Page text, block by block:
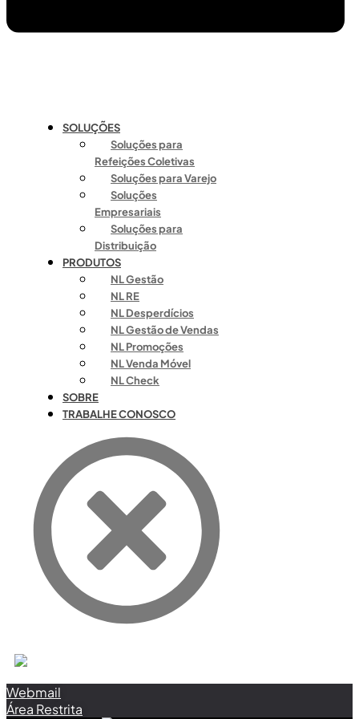
SOLUÇÕES
Soluções para
Refeições Coletivas
Soluções para Varejo
Soluções
Empresariais
Soluções para
Distribuição
PRODUTOS
NL Gestão
NL RE
NL Desperdícios
NL Gestão de Vendas
NL Promoções
NL Venda Móvel
NL Check
SOBRE
TRABALHE CONOSCO
Webmail
Área Restrita